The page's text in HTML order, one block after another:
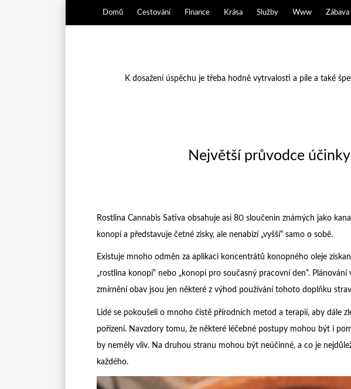
Domů Cestování Finance Krása Služby Www Zábava
K dosažení úspěchu je třeba hodně vytrvalosti a píle a také
Největší průvodce účinky
Rostlina Cannabis Sativa obsahuje asi 80 sloučenin známých jako
konopí a představuje četné zisky, ale nenabízí „vyšší“ samo o sobě.
Existuje mnoho odměn za aplikaci koncentrátů konopného oleje
„rostlina konopí“ nebo „konopí pro současný pracovní den“. Plánování
zmírnění obav jsou jen některé z výhod používání tohoto doplňku
Lidé se pokoušeli o mnoho čistě přírodních metod a terapií, aby dále
pořízení. Navzdory tomu, že některé léčebné postupy mohou být i
by neměly vliv. Na druhou stranu mohou být neúčinné, a co je
každého.